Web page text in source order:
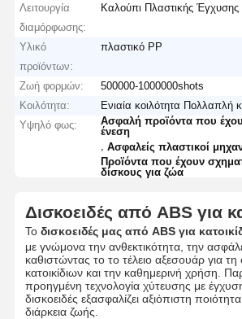
Λειτουργία
διαμόρφωσης:
Καλούπι Πλαστικής Έγχυσης
Υλικό
προϊόντων:
πλαστικό PP
Ζωή φορμών:
500000-1000000shots
Κοιλότητα:
Ενιαία κοιλότητα Πολλαπλή
Υψηλό φως:
Ασφαλή προϊόντα που
ένεση
Ασφαλείς πλαστικοί
Προϊόντα που έχουν
δίσκους για ζώα
Δισκοειδές από ABS για
Το δισκοειδές μας από ABS για
με γνώμονα την ανθεκτικότητα, την
καθιστώντας το το τέλειο αξεσουάρ για
κατοικίδιων και την καθημερινή χρήση.
προηγμένη τεχνολογία χύτευσης με
δισκοειδές εξασφαλίζει αξιόπιστη
διάρκεια ζωής.